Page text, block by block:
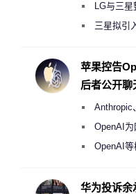
月销售额不
LG与三
偷偷共享带
三星拟引
度
苹果控告
后者公开聊
Anthropic
《人工智能
OpenAI为
2000美元一
OpenAI
华为投诉余